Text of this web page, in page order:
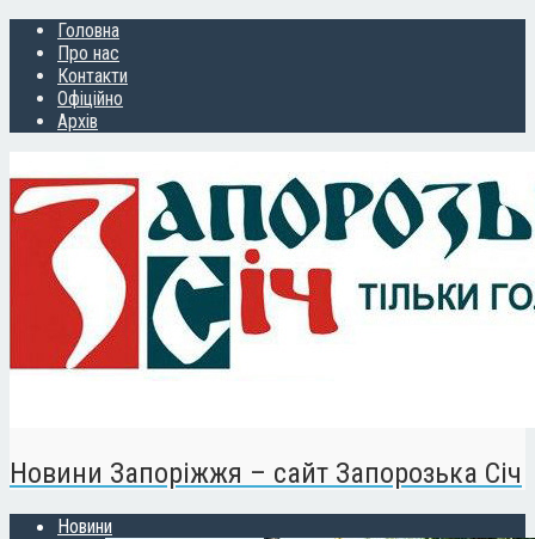
Головна
Про нас
Контакти
Офіційно
Архів
Новини Запоріжжя – сайт Запорозька Січ
Новини